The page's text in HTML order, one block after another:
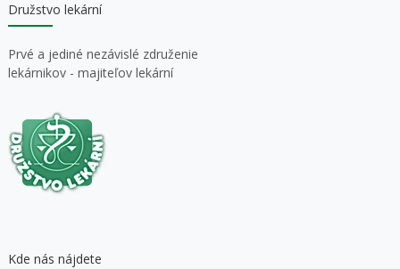
Družstvo lekární
Prvé a jediné nezávislé združenie
lekárnikov - majiteľov lekární
Kde nás nájdete